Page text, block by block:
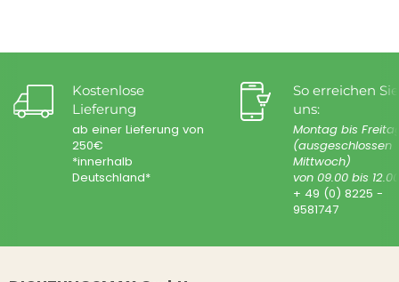
Kostenlose
Lieferung
ab einer Lieferung von
250€
*innerhalb
Deutschland*
So erreichen Sie
uns:
Montag bis
(ausgeschlossen
Mittwoch)
von 09.00 bis
+ 49 (0) 8225 -
9581747